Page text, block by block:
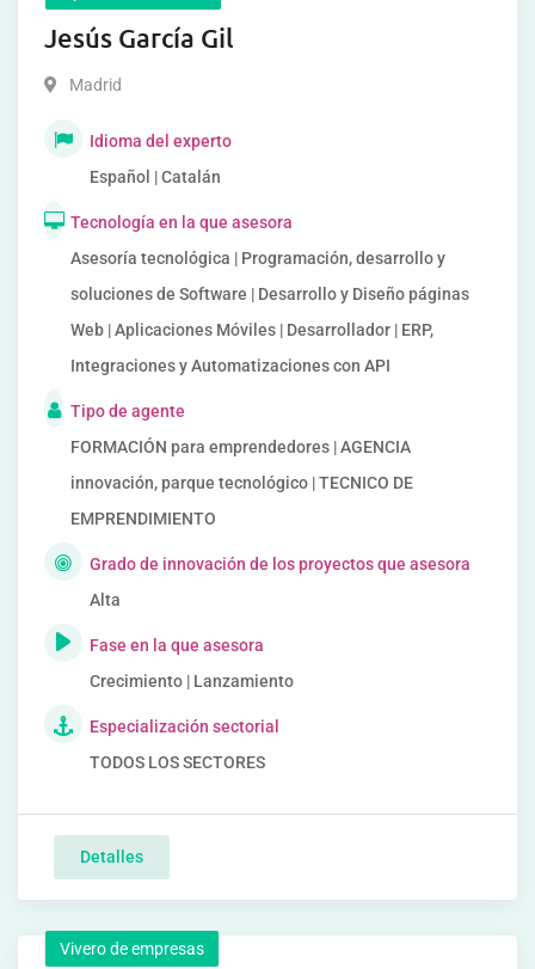
Jesús García Gil
Madrid
Idioma del experto
Español | Catalán
Tecnología en la que asesora
Asesoría tecnológica | Programación, desarrollo y
soluciones de Software | Desarrollo y Diseño páginas
Web | Aplicaciones Móviles | Desarrollador | ERP,
Integraciones y Automatizaciones con API
Tipo de agente
FORMACIÓN para emprendedores | AGENCIA
innovación, parque tecnológico | TECNICO DE
EMPRENDIMIENTO
Grado de innovación de los proyectos que asesora
Alta
Fase en la que asesora
Crecimiento | Lanzamiento
Especialización sectorial
TODOS LOS SECTORES
Detalles
Vivero de empresas